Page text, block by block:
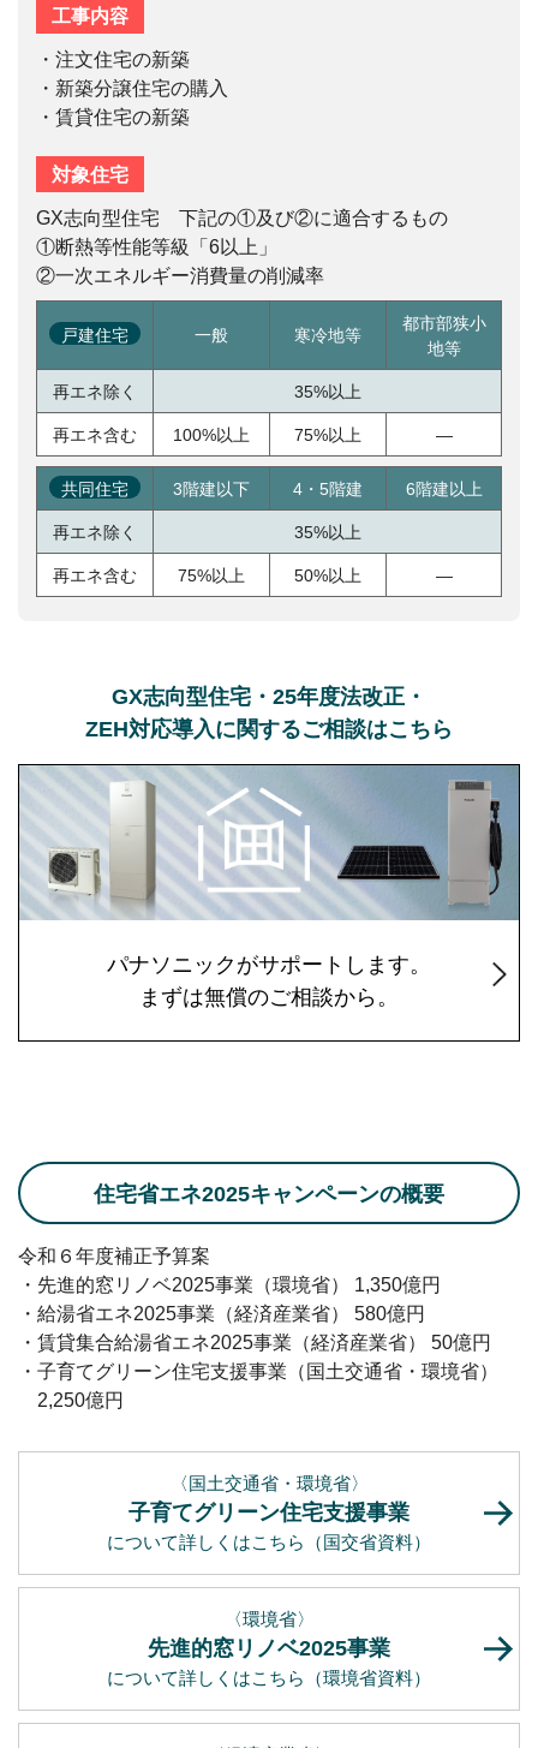
工事内容
・注文住宅の新築
・新築分譲住宅の購入
・賃貸住宅の新築
対象住宅
GX志向型住宅 下記の①及び②に適合するもの
①断熱等性能等級「6以上」
②一次エネルギー消費量の削減率
戸建住宅 一般 寒冷地等
都市部狭小
地等
再エネ除く 35%以上
再エネ含む 100%以上 75%以上 —
共同住宅 3階建以下 4・5階建 6階建以上
再エネ除く 35%以上
再エネ含む 75%以上 50%以上 —
GX志向型住宅・25年度法改正・
ZEH対応導入に関するご相談はこちら
パナソニックがサポートします。
まずは無償のご相談から。
住宅省エネ2025キャンペーンの概要
令和６年度補正予算案
・先進的窓リノベ2025事業（環境省） 1,350億円
・給湯省エネ2025事業（経済産業省） 580億円
・賃貸集合給湯省エネ2025事業（経済産業省） 50億円
・子育てグリーン住宅支援事業（国土交通省・環境省）
2,250億円
〈国土交通省・環境省〉
子育てグリーン住宅支援事業
について詳しくはこちら （国交省資料）
〈環境省〉
先進的窓リノベ2025事業
について詳しくはこちら （環境省資料）